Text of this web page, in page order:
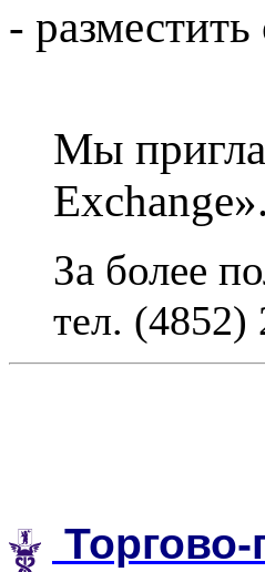
-
Мы
Exchange».
За более
тел. (4852)